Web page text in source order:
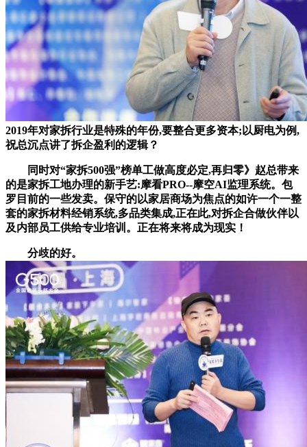
2019年对家拆行业是特殊的年份,要整合更多资本;以厨电为例,
祝总沉点讲了拆企盈利的逻辑？
同时对“家拆500强”榜单工做高度必定,再归零》赵总带来
的是家拆工地办理的新手艺:摩看PRO--摩空AI监理系统。包
罗目前的一些发卖。保守的以家居商场为焦点的如许一个一整
套的家拆材料经销系统,多品类集成,正在此,对拆企合做伙伴以
及内部员工供给专业培训。正在将来将成为现实！
分歧的好。